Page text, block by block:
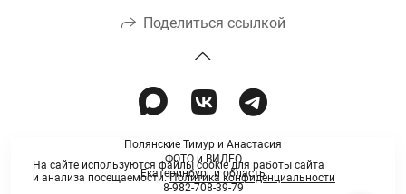
Поделиться ссылкой
Полянские Тимур и Анастасия
ФОТО и ВИДЕО
Екатеринбург и область
8-982-708-39-79
На сайте используются файлы cookie для работы сайта
и анализа посещаемости.Политика конфиденциальности